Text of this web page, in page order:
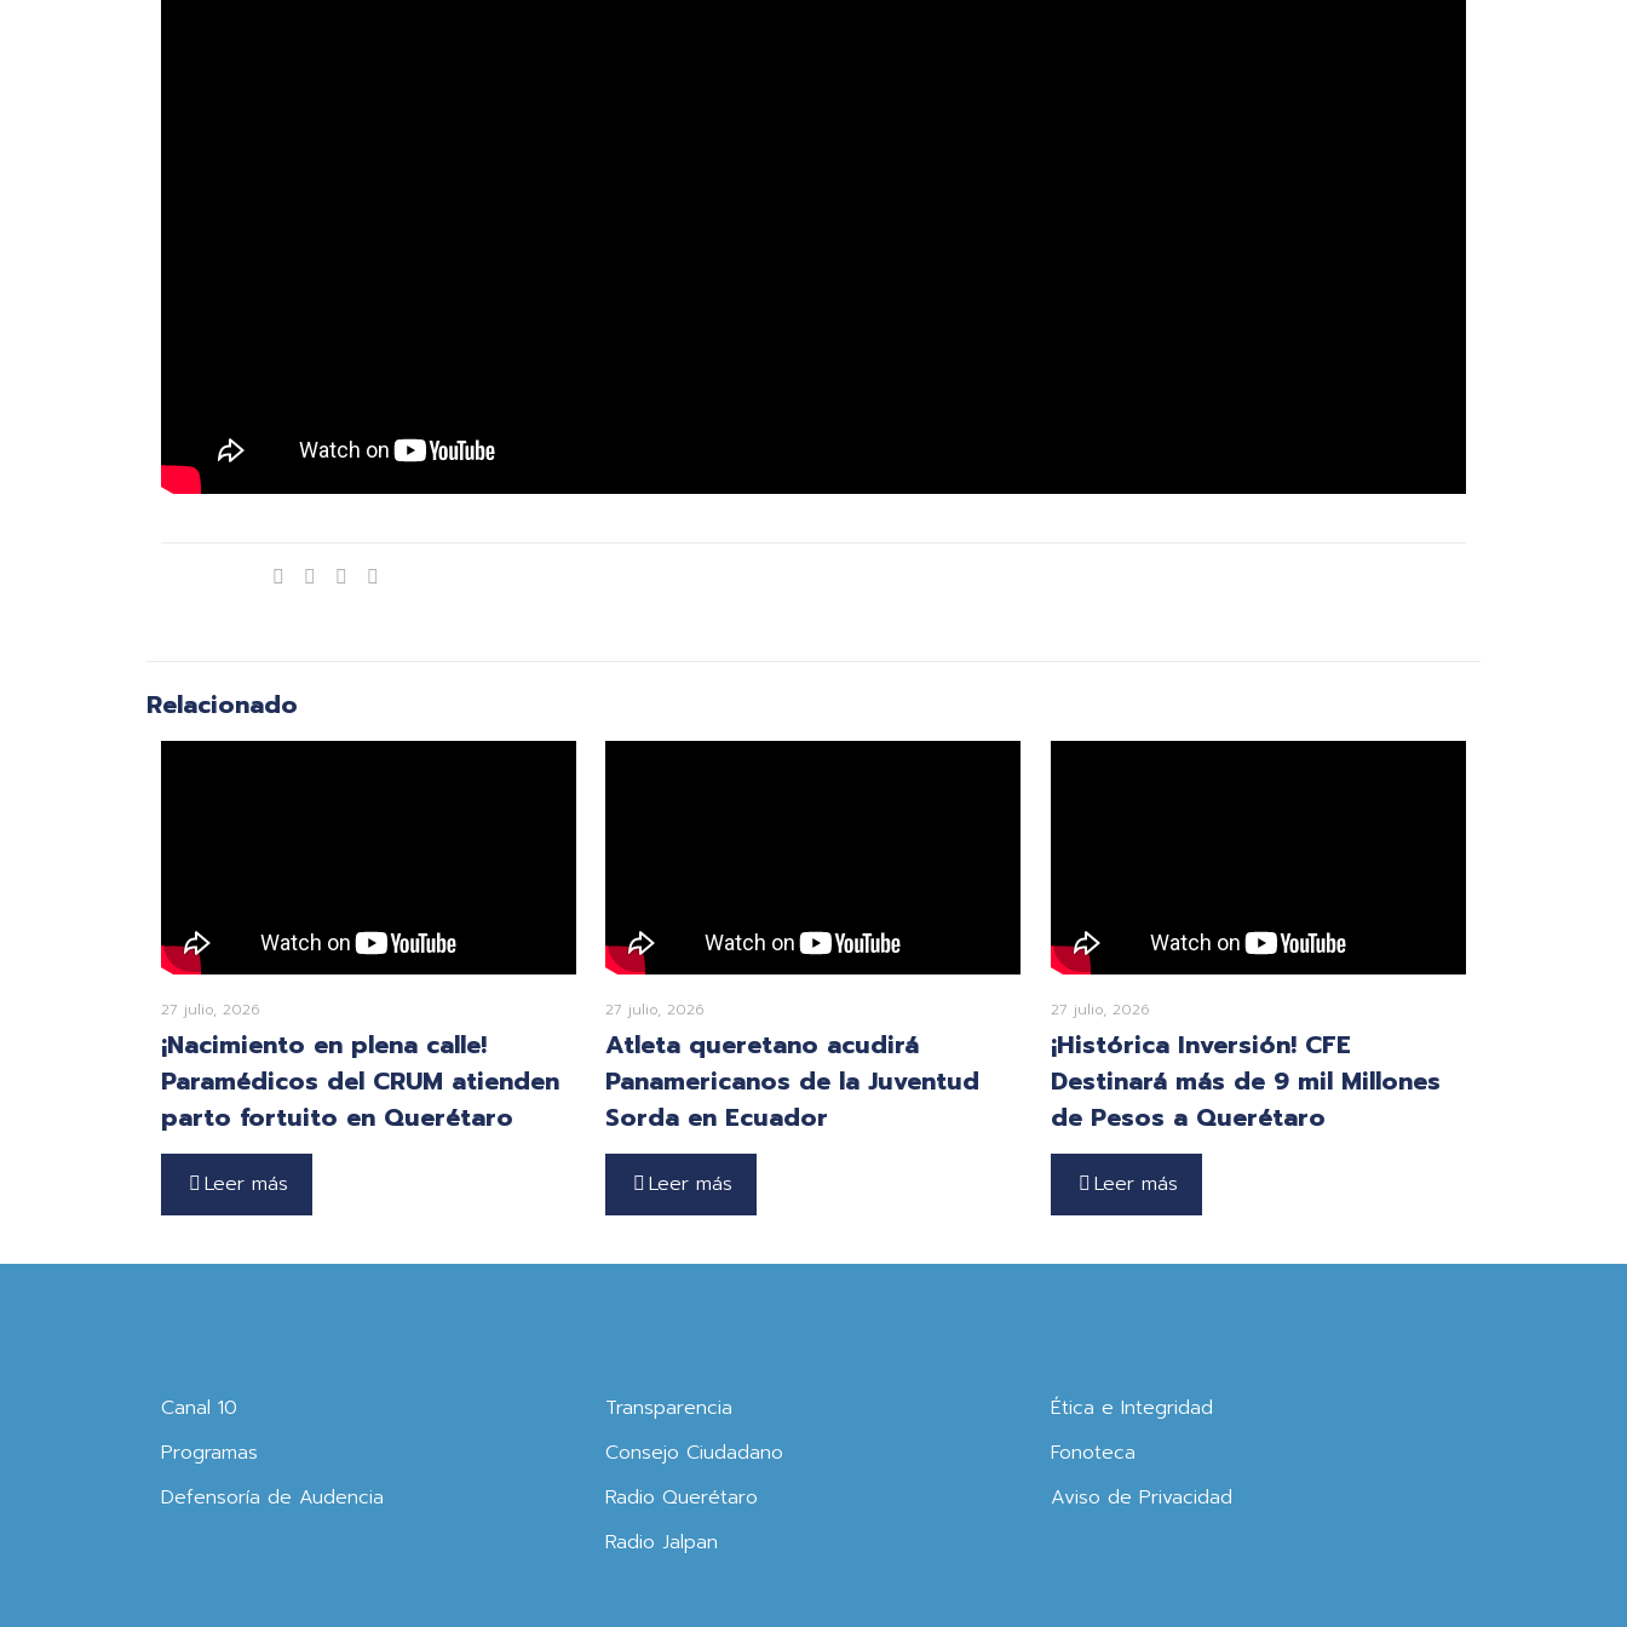
Relacionado
27 julio, 2026
¡Nacimiento en plena calle!
Paramédicos del CRUM atienden
parto fortuito en Querétaro
Leer más
27 julio, 2026
Atleta queretano acudirá
Panamericanos de la Juventud
Sorda en Ecuador
Leer más
27 julio, 2026
¡Histórica Inversión! CFE
Destinará más de 9 mil Millones
de Pesos a Querétaro
Leer más
Canal 10
Programas
Defensoría de Audencia
Transparencia
Consejo Ciudadano
Radio Querétaro
Radio Jalpan
Ética e Integridad
Fonoteca
Aviso de Privacidad